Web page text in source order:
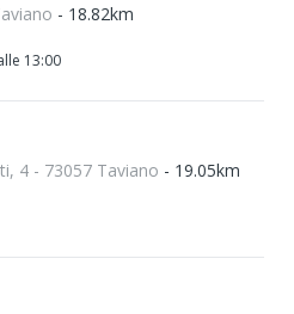
- 18.82km
13:00
4 - 73057 Taviano - 19.05km